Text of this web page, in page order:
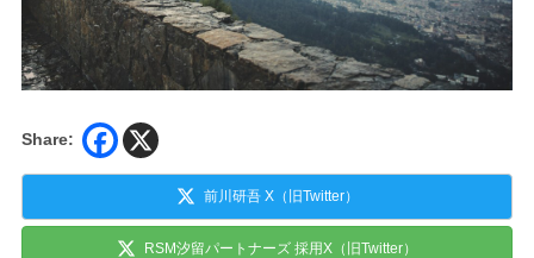
Share:
前川研吾 X（旧Twitter）
RSM汐留パートナーズ 採用X（旧Twitter）